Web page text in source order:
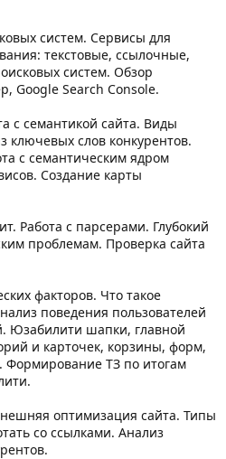
систем. Сервисы для
текстовые, ссылочные,
систем. Обзор
Google Search Console.
с семантикой сайта. Виды
ключевых слов конкурентов.
с семантическим ядром
Создание карты
Работа с парсерами. Глубокий
проблемам. Проверка сайта
факторов. Что такое
поведения пользователей
Юзабилити шапки, главной
и карточек, корзины, форм,
Формирование ТЗ по итогам
оптимизация сайта. Типы
со ссылками. Анализ